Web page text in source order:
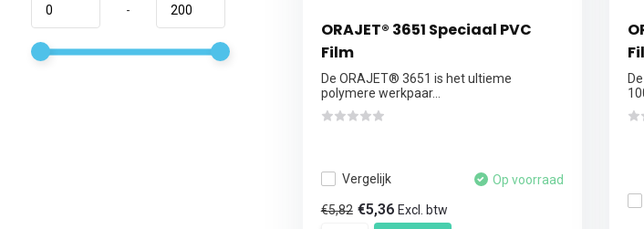
-
ORAJET® 3651 Speciaal PVC
Film
De ORAJET® 3651 is het ultieme
polymere werkpaar...
Vergelijk Op voorraad
€5,82 €5,36 Excl. btw